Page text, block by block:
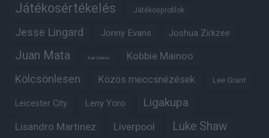
Játékosértékelés Játékosprofilok
Jesse Lingard Jonny Evans Joshua Zirkzee
Juan Mata Karl Darlow Kobbie Mainoo
Kölcsönlesen Közös meccsnézések Lee Grant
Leicester City Leny Yoro Ligakupa
Lisandro Martinez Liverpool Luke Shaw